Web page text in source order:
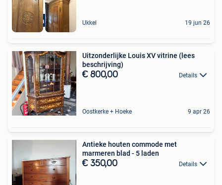
Ukkel 19 jun 26
Uitzonderlijke Louis XV vitrine (lees
beschrijving)
€ 800,00 Details
Oostkerke + Hoeke 9 apr 26
Antieke houten commode met
marmeren blad - 5 laden
€ 350,00 Details